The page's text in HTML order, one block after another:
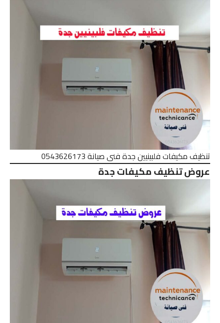
تنظيف مكيفات فلبينيين جدة فنى صيانة 0543626173
عروض تنظيف مكيفات جدة